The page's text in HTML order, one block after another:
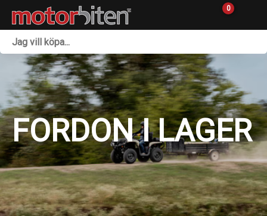
0
Personlig utrustning
Övrigt & Merch
Tillbehör
Outlet
Reservdelar
FORDON I LAGER